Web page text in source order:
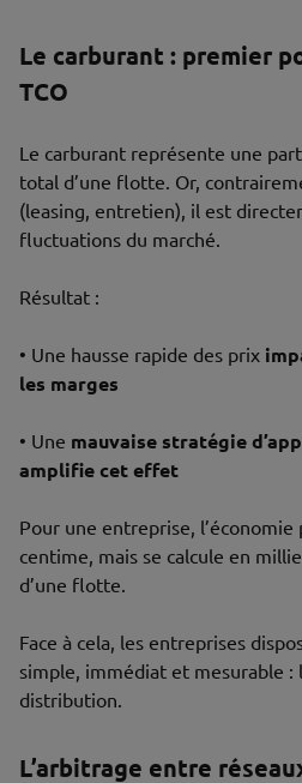
Le carburant : premier
TCO
Le carburant représente une
total d’une flotte. Or,
(leasing, entretien), il est
fluctuations du marché.
Résultat :
• Une hausse rapide des prix
les marges
• Une mauvaise stratégie
amplifie cet effet
Pour une entreprise,
centime, mais se calcule en
d’une flotte.
Face à cela, les entreprises
simple, immédiat et mesurable :
distribution.
L’arbitrage entre